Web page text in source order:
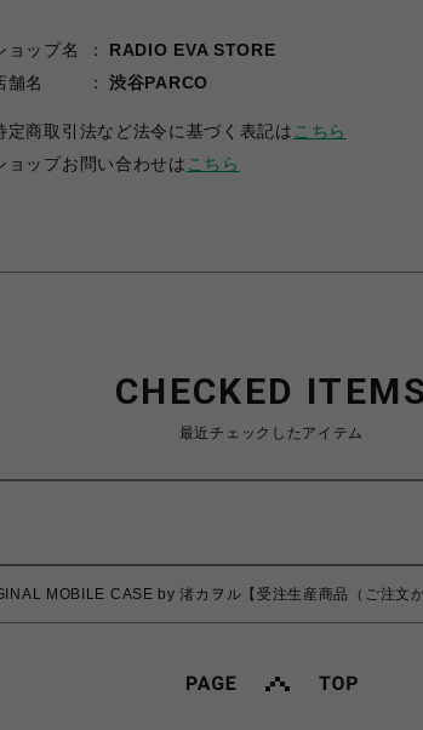
ョップ名
RADIO EVA STORE
舗名
渋谷PARCO
定商取引法など法令に基づく表記は こちら
ョップお問い合わせは こちら
CHECKED ITEMS
最近チェックしたアイテム
MOBILE CASE by 渚カヲル【受注生産商品（ご注文